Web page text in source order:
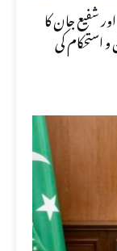
شفیع جان کا
استحکام کی